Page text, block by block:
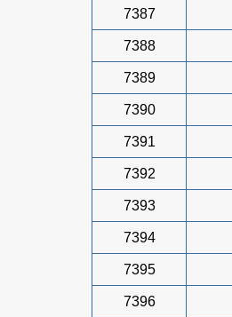
7387
7388
7389
7390
7391
7392
7393
7394
7395
7396